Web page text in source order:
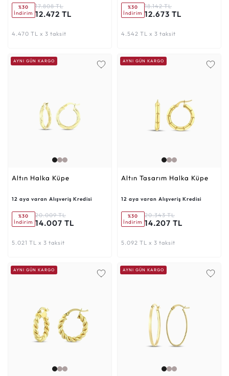
%30
İndirim
17.808 TL
12.472 TL
4.470 TL x 3 taksit
%30
İndirim
18.142 TL
12.673 TL
4.542 TL x 3 taksit
AYNI GÜN KARGO
Altın Halka Küpe
12 aya varan Alışveriş Kredisi
%30
İndirim
20.009 TL
14.007 TL
5.021 TL x 3 taksit
AYNI GÜN KARGO
Altın Tasarım Halka Küpe
12 aya varan Alışveriş Kredisi
%30
İndirim
20.343 TL
14.207 TL
5.092 TL x 3 taksit
AYNI GÜN KARGO AYNI GÜN KARGO